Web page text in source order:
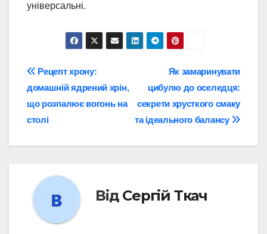
універсальні.
Навігація
записів
Як замаринувати
цибулю до оселедця:
секрети хрусткого смаку
та ідеального балансу
Рецепт хрону:
домашній ядрений хрін,
що розпалює вогонь на
столі
Від Сергій Ткач